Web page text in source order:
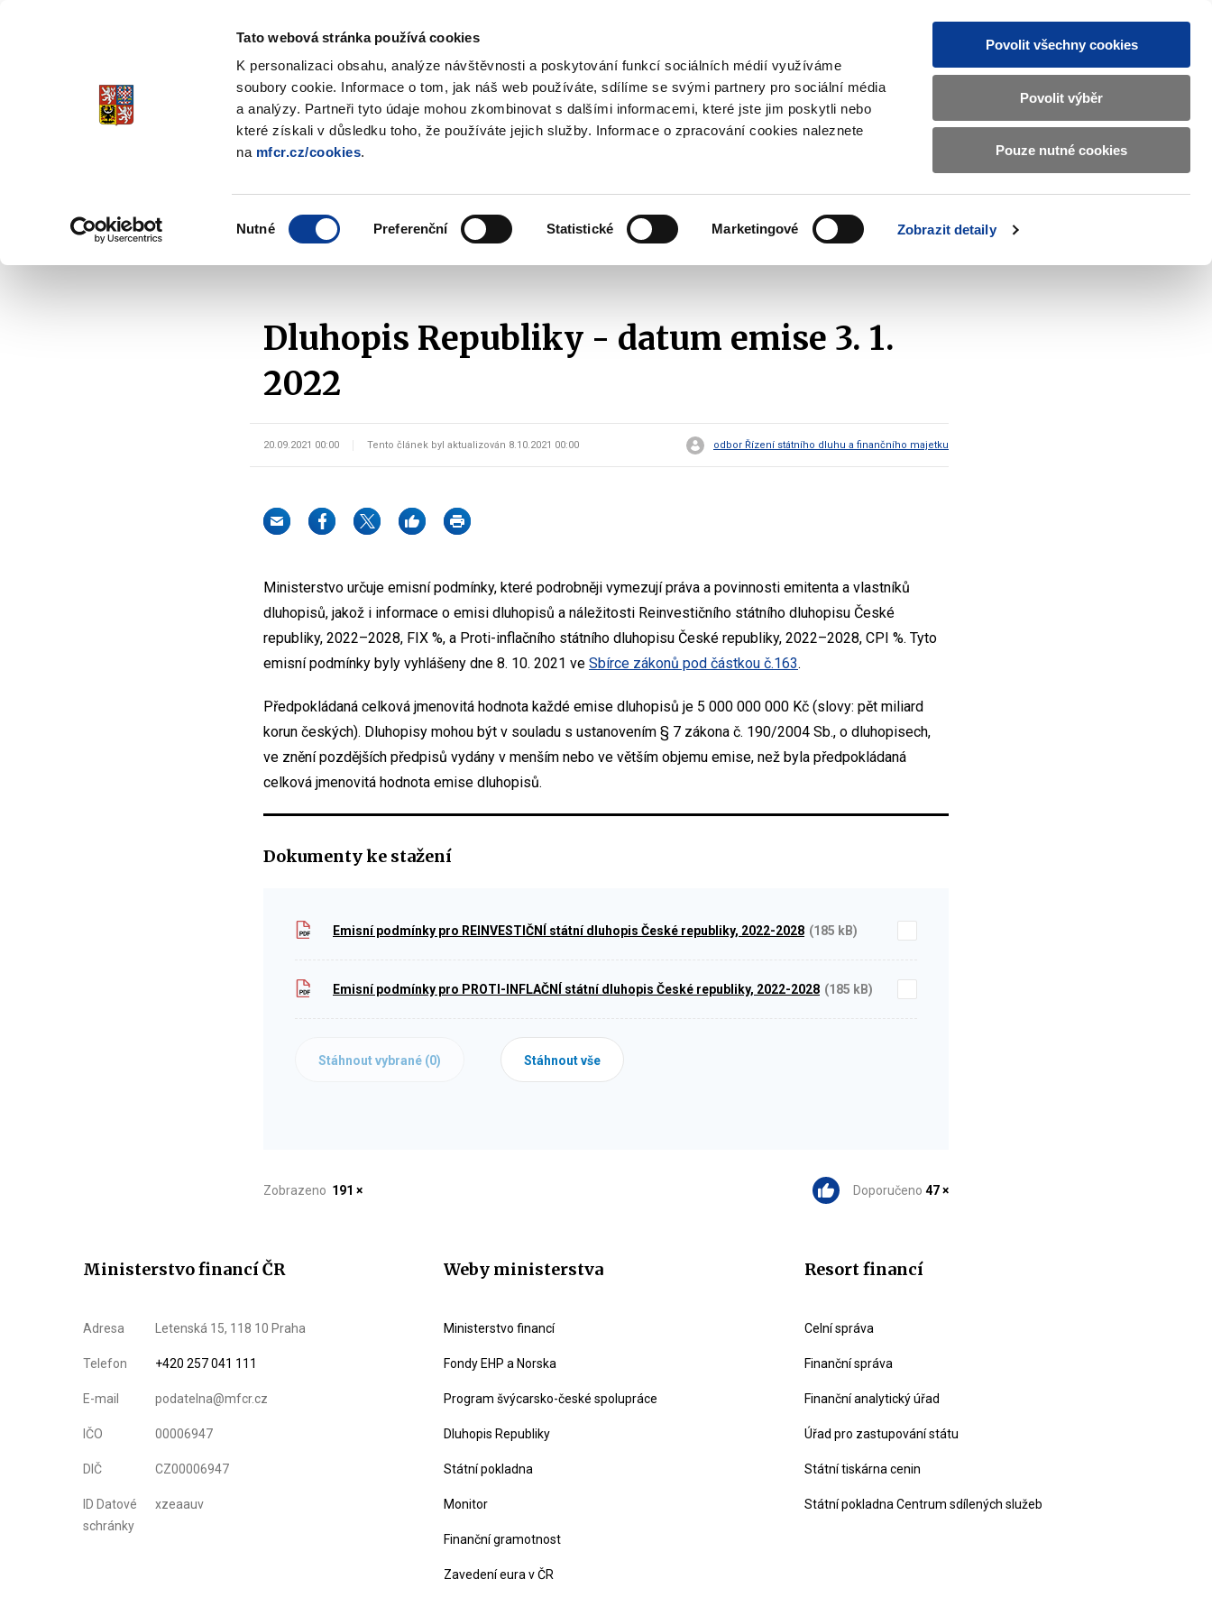
Tato webová stránka používá cookies
K personalizaci obsahu, analýze návštěvnosti a poskytování funkcí sociálních médií využíváme
soubory cookie. Informace o tom, jak náš web používáte, sdílíme se svými partnery pro sociální média
a analýzy. Partneři tyto údaje mohou zkombinovat s dalšími informacemi, které jste jim poskytli nebo
které získali v důsledku toho, že používáte jejich služby. Informace o zpracování cookies naleznete
na mfcr.cz/cookies.
Nutné Preferenční Statistické Marketingové Zobrazit detaily
Povolit všechny cookies
Povolit výběr
Pouze nutné cookies
Spořicí státní dluhopisy
Stabilita, Spolehlivost, Důvěryhodnost Vyhledat
Pohybujte
šipkami
pro
MAJETKOVÝ ÚČET
submenu
dluhopisech
submenu
investovat
submenu
Užitečné
submenu
a
oznámení
Kontakty
Dluhopis Republiky - datum emise 3. 1.
2022
20.09.2021 00:00 Tento článek byl aktualizován 8.10.2021 00:00 odbor Řízení státního dluhu a finančního majetku
Ministerstvo určuje emisní podmínky, které podrobněji vymezují práva a povinnosti emitenta a vlastníků
dluhopisů, jakož i informace o emisi dluhopisů a náležitosti Reinvestičního státního dluhopisu České
republiky, 2022–2028, FIX %, a Proti-inflačního státního dluhopisu České republiky, 2022–2028, CPI %. Tyto
emisní podmínky byly vyhlášeny dne 8. 10. 2021 ve Sbírce zákonů pod částkou č.163.
Předpokládaná celková jmenovitá hodnota každé emise dluhopisů je 5 000 000 000 Kč (slovy: pět miliard
korun českých). Dluhopisy mohou být v souladu s ustanovením § 7 zákona č. 190/2004 Sb., o dluhopisech,
ve znění pozdějších předpisů vydány v menším nebo ve větším objemu emise, než byla předpokládaná
celková jmenovitá hodnota emise dluhopisů.
Dokumenty ke stažení
Emisní podmínky pro REINVESTIČNÍ státní dluhopis České republiky, 2022-2028 (185 kB)
Emisní podmínky pro PROTI-INFLAČNÍ státní dluhopis České republiky, 2022-2028 (185 kB)
Stáhnout vybrané (0) Stáhnout vše
Zobrazeno 191 × Doporučeno 47 ×
Ministerstvo financí ČR
Adresa Letenská 15, 118 10 Praha
Telefon +420 257 041 111
E-mail podatelna@mfcr.cz
IČO 00006947
DIČ CZ00006947
ID Datové
schránky
xzeaauv
Weby ministerstva
Ministerstvo financí
Fondy EHP a Norska
Program švýcarsko-české spolupráce
Dluhopis Republiky
Státní pokladna
Monitor
Finanční gramotnost
Zavedení eura v ČR
Resort financí
Celní správa
Finanční správa
Finanční analytický úřad
Úřad pro zastupování státu
Státní tiskárna cenin
Státní pokladna Centrum sdílených služeb